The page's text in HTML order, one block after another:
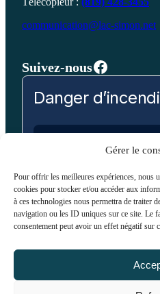
Gérer le
Pour offrir les meilleures expériences, nous
cookies pour stocker et/ou accéder aux
à ces technologies nous permettra de traiter
navigation ou les ID uniques sur ce site. Le
consentement peut avoir un effet négatif sur
communication@lac-simon.net
Suivez-nousFacebook
Danger
Laurentides
Bas Modéré Élevé